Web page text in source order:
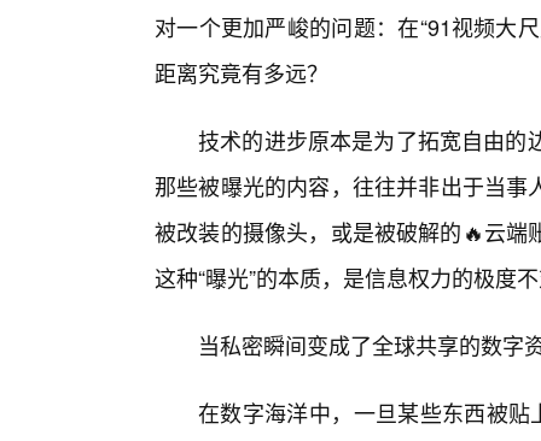
对一个更加严峻的问题：在“91视频大
距离究竟有多远？
技术的进步原本是为了拓宽自由的
那些被曝光的内容，往往并非出于当
被改装的摄像头，或是被破解的🔥云
这种“曝光”的本质，是信息权力的极度
当私密瞬间变成了全球共享的数字
在数字海洋中，一旦某些东西被贴